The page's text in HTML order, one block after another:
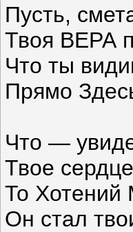
Пусть,
Твоя ВЕРА
Что ты
Прямо
Что —
Твое
То
Он стал